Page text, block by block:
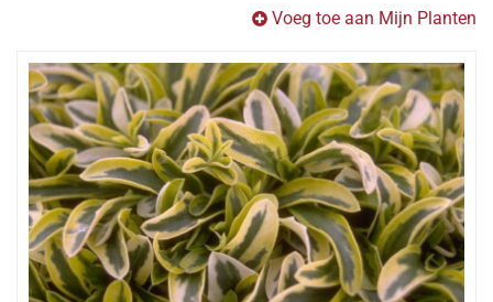
Voeg toe aan Mijn Planten